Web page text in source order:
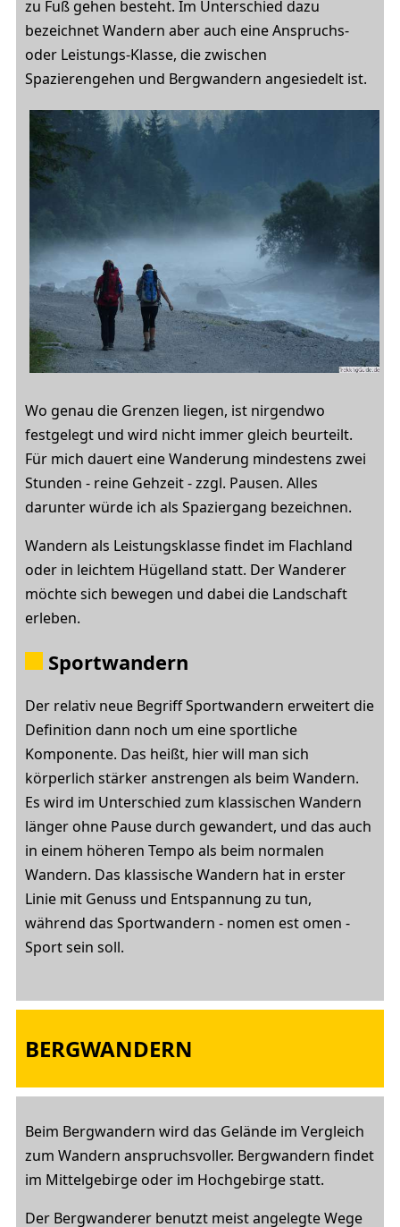
zu Fuß gehen besteht. Im Unterschied dazu
bezeichnet Wandern aber auch eine Anspruchs-
oder Leistungs-Klasse, die zwischen
Spazierengehen und Bergwandern angesiedelt ist.
Wo genau die Grenzen liegen, ist nirgendwo
festgelegt und wird nicht immer gleich beurteilt.
Für mich dauert eine Wanderung mindestens zwei
Stunden - reine Gehzeit - zzgl. Pausen. Alles
darunter würde ich als Spaziergang bezeichnen.
Wandern als Leistungsklasse findet im Flachland
oder in leichtem Hügelland statt. Der Wanderer
möchte sich bewegen und dabei die Landschaft
erleben.
Sportwandern
Der relativ neue Begriff Sportwandern erweitert die
Definition dann noch um eine sportliche
Komponente. Das heißt, hier will man sich
körperlich stärker anstrengen als beim Wandern.
Es wird im Unterschied zum klassischen Wandern
länger ohne Pause durch gewandert, und das auch
in einem höheren Tempo als beim normalen
Wandern. Das klassische Wandern hat in erster
Linie mit Genuss und Entspannung zu tun,
während das Sportwandern - nomen est omen -
Sport sein soll.
BERGWANDERN
Beim Bergwandern wird das Gelände im Vergleich
zum Wandern anspruchsvoller. Bergwandern findet
im Mittelgebirge oder im Hochgebirge statt.
Der Bergwanderer benutzt meist angelegte Wege